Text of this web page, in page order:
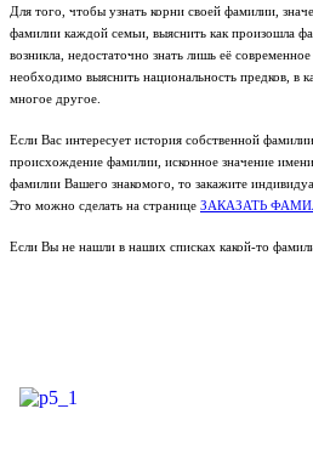
Для того, чтобы узнать корни своей фамилии,
фамилии каждой семьи, выяснить как произошла
возникла, недостаточно знать лишь её
необходимо выяснить национальность предков, в
многое другое.
Если Вас интересует история собственной
происхождение фамилии, исконное значение
фамилии Вашего знакомого, то закажите
Это можно сделать на странице ЗАКАЗАТЬ
Если Вы не нашли в наших списках какой-то